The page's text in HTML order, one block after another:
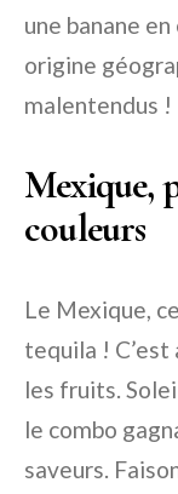
une banane
origine
malentendus !
Mexique,
couleurs
Le Mexique,
tequila !
les fruits.
le combo
saveurs.